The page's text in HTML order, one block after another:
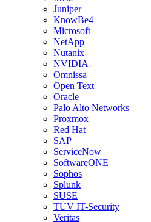
Juniper
KnowBe4
Microsoft
NetApp
Nutanix
NVIDIA
Omnissa
Open Text
Oracle
Palo Alto Networks
Proxmox
Red Hat
SAP
ServiceNow
SoftwareONE
Sophos
Splunk
SUSE
TÜV IT-Security
Veritas